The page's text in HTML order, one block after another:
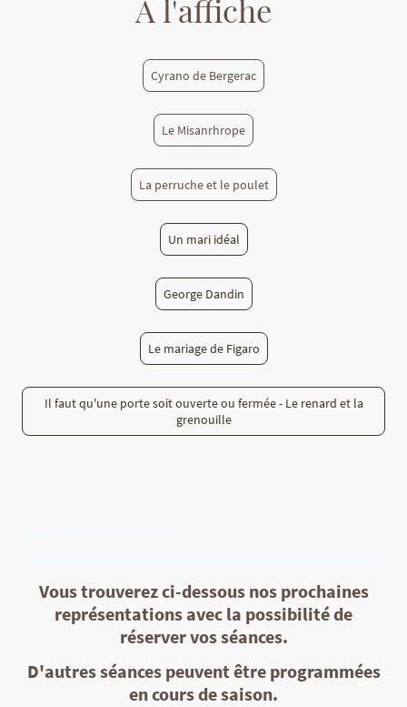
A l'affiche
Cyrano de Bergerac
Le Misanrhrope
La perruche et le poulet
Un mari idéal
George Dandin
Le mariage de Figaro
Il faut qu'une porte soit ouverte ou fermée - Le renard et la
grenouille
Vous trouverez ci-dessous nos prochaines
représentations avec la possibilité de
réserver vos séances.
D'autres séances peuvent être programmées
en cours de saison.